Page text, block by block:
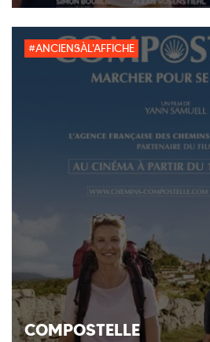
#ANCIENSÀL'AFFICHE
COMPOSTELLE